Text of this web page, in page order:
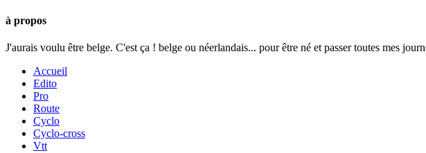
à propos
J'aurais voulu être belge. C'est ça ! belge ou néerlandais... pour être né et passer toutes mes
Accueil
Edito
Pro
Route
Cyclo
Cyclo-cross
Vtt